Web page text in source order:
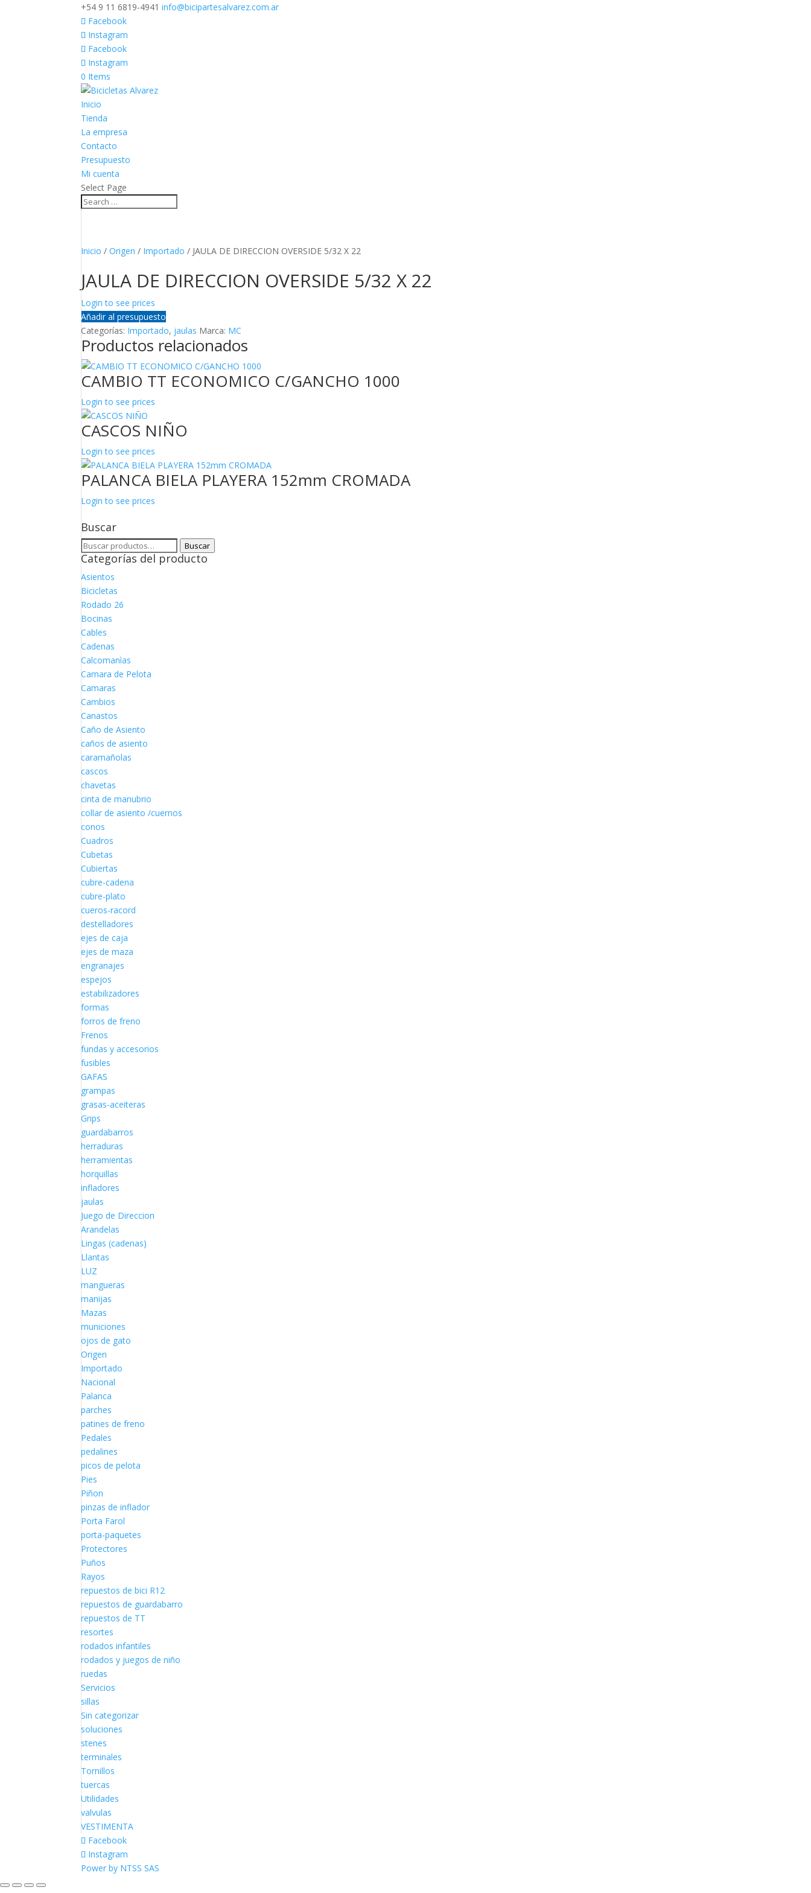
+54 9 11 6819-4941 info@bicipartesalvarez.com.ar
Facebook
Instagram
Facebook
Instagram
0 Items
Inicio
Tienda
La empresa
Contacto
Presupuesto
Mi cuenta
Select Page
Inicio /Origen / Importado / JAULA DE DIRECCION OVERSIDE 5/32 X 22
JAULA DE DIRECCION OVERSIDE 5/32 X 22
Login to see prices
Añadir al presupuesto
Categorías: Importado, jaulas Marca: MC
Productos relacionados
CAMBIO TT ECONOMICO C/GANCHO 1000
Login to see prices
CASCOS NIÑO
Login to see prices
PALANCA BIELA PLAYERA 152mm CROMADA
Login to see prices
Buscar
Buscar
por:
Buscar
Categorías del producto
Asientos
Bicicletas
Rodado 26
Bocinas
Cables
Cadenas
Calcomanìas
Camara de Pelota
Camaras
Cambios
Canastos
Caño de Asiento
caños de asiento
caramañolas
cascos
chavetas
cinta de manubrio
collar de asiento /cuernos
conos
Cuadros
Cubetas
Cubiertas
cubre-cadena
cubre-plato
cueros-racord
destelladores
ejes de caja
ejes de maza
engranajes
espejos
estabilizadores
formas
forros de freno
Frenos
fundas y accesorios
fusibles
GAFAS
grampas
grasas-aceiteras
Grips
guardabarros
herraduras
herramientas
horquillas
infladores
jaulas
Juego de Direccion
Arandelas
Lingas (cadenas)
Llantas
LUZ
mangueras
manijas
Mazas
municiones
ojos de gato
Origen
Importado
Nacional
Palanca
parches
patines de freno
Pedales
pedalines
picos de pelota
Pies
Piñon
pinzas de inflador
Porta Farol
porta-paquetes
Protectores
Puños
Rayos
repuestos de bici R12
repuestos de guardabarro
repuestos de TT
resortes
rodados infantiles
rodados y juegos de niño
ruedas
Servicios
sillas
Sin categorizar
soluciones
stenes
terminales
Tornillos
tuercas
Utilidades
valvulas
VESTIMENTA
Facebook
Instagram
Power by NTSS SAS